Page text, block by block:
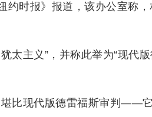
时报》报道，该办公室称，
太主义”，并称此举为“现代
比现代版德雷福斯审判——